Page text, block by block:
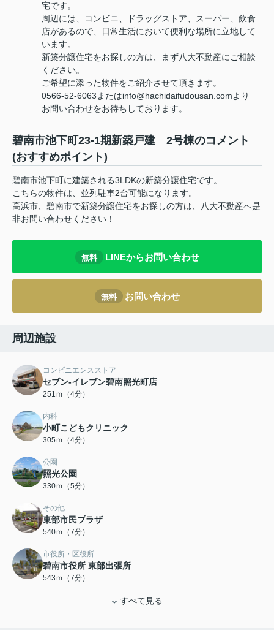
宅です。
周辺には、コンビニ、ドラッグストア、スーパー、飲食
店があるので、日常生活において便利な場所に立地して
います。
新築分譲住宅をお探しの方は、まず八大不動産にご相談
ください。
ご希望に添った物件をご紹介させて頂きます。
0566-52-6063またはinfo@hachidaifudousan.comより
お問い合わせをお待ちしております。
碧南市池下町23-1期新築戸建 2号棟のコメント
(おすすめポイント)
碧南市池下町に建築される3LDKの新築分譲住宅です。
こちらの物件は、並列駐車2台可能になります。
高浜市、碧南市で新築分譲住宅をお探しの方は、八大不動産へ是
非お問い合わせください！
無料 LINEからお問い合わせ
無料 お問い合わせ
周辺施設
コンビニエンスストア
セブン-イレブン碧南照光町店
251ｍ（4分）
内科
小町こどもクリニック
305ｍ（4分）
公園
照光公園
330ｍ（5分）
その他
東部市民プラザ
540ｍ（7分）
市役所・区役所
碧南市役所 東部出張所
543ｍ（7分）
すべて見る